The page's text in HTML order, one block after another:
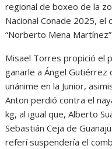
regional de boxeo de la
Nacional Conade 2025, el
“Norberto Mena
Misael Torres propició el
ganarle a Ángel Gutiérrez
unánime en la Junior,
Anton perdió contra el
kg, al igual que, Alberto
Sebastián Ceja de
referí suspendería el